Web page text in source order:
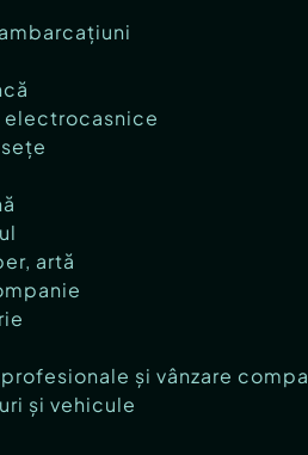
artă
și vânzare
și vehicule